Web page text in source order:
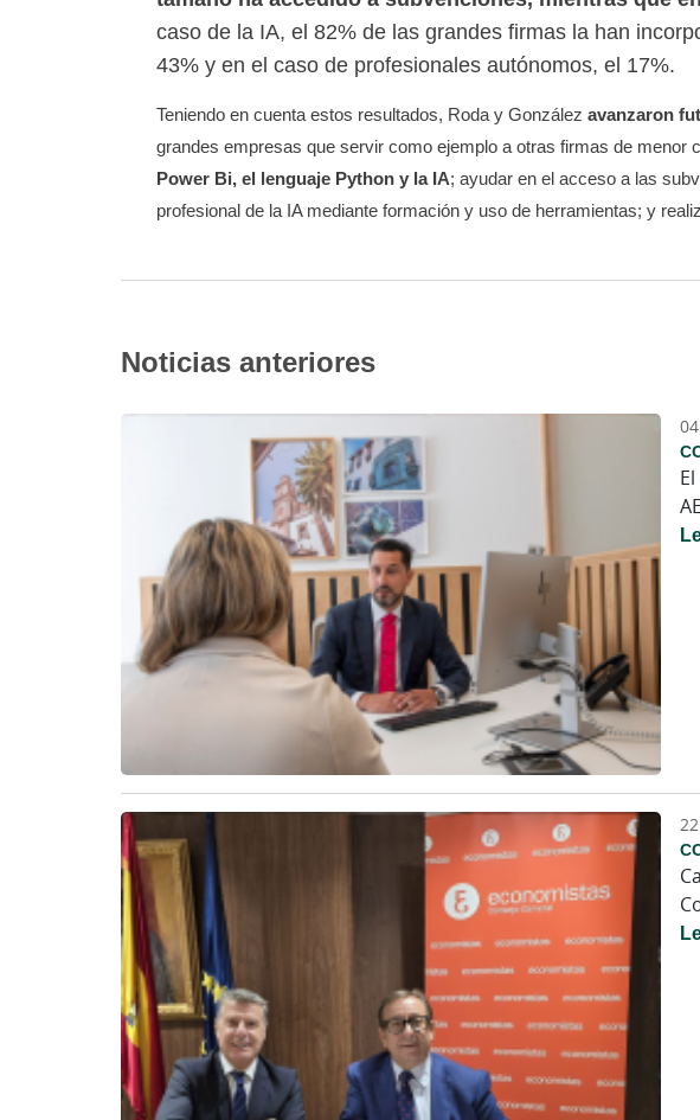
caso de la IA, el 82% de las grandes firmas la han
43% y en el caso de profesionales autónomos, el 17%.
Teniendo en cuenta estos resultados, Roda y González avanzaron
grandes empresas que servir como ejemplo a otras firmas de
Power Bi, el lenguaje Python y la IA; ayudar en el acceso a las
profesional de la IA mediante formación y uso de herramientas; y
Noticias anteriores